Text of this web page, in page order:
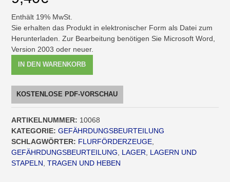
Enthält 19% MwSt.
Sie erhalten das Produkt in elektronischer Form als Datei zum
Herunterladen. Zur Bearbeitung benötigen Sie Microsoft Word,
Version 2003 oder neuer.
Gefährdungsbeurteilung
Modul
[Digital]
Menge
IN DEN WARENKORB
KOSTENLOSE PDF-VORSCHAU
ARTIKELNUMMER: 10068
KATEGORIE: GEFÄHRDUNGSBEURTEILUNG
SCHLAGWÖRTER: FLURFÖRDERZEUGE
GEFÄHRDUNGSBEURTEILUNG
LAGER
LAGERN UND
STAPELN ,TRAGEN UND HEBEN